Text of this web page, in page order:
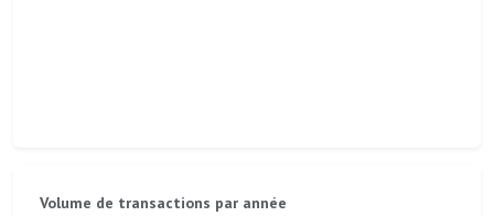
Volume de transactions par année